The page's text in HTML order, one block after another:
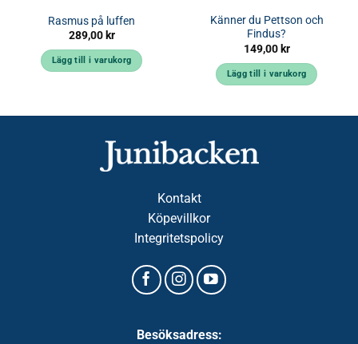
Rasmus på luffen
289,00 kr
Lägg till i varukorg
Känner du Pettson och
Findus?
149,00 kr
Lägg till i varukorg
Kontakt
Köpevillkor
Integritetspolicy
Besöksadress: